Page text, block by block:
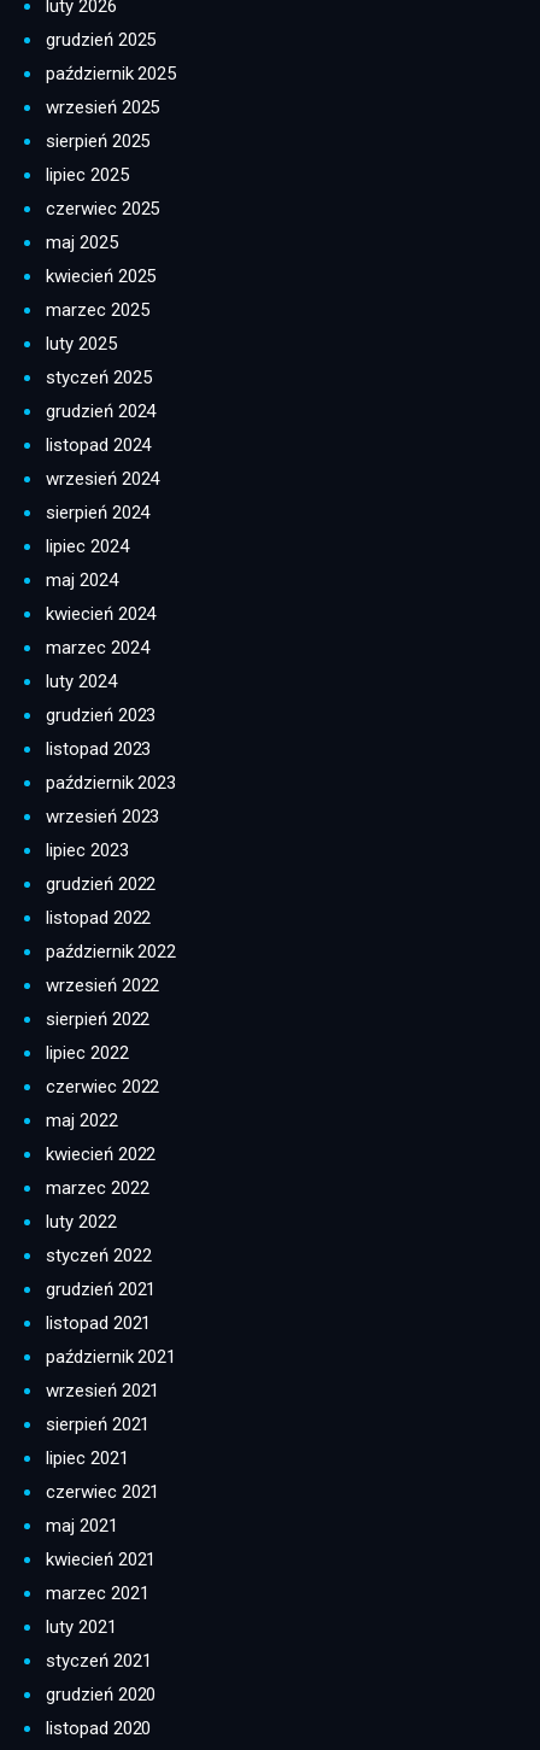
luty 2026
grudzień 2025
październik 2025
wrzesień 2025
sierpień 2025
lipiec 2025
czerwiec 2025
maj 2025
kwiecień 2025
marzec 2025
luty 2025
styczeń 2025
grudzień 2024
listopad 2024
wrzesień 2024
sierpień 2024
lipiec 2024
maj 2024
kwiecień 2024
marzec 2024
luty 2024
grudzień 2023
listopad 2023
październik 2023
wrzesień 2023
lipiec 2023
grudzień 2022
listopad 2022
październik 2022
wrzesień 2022
sierpień 2022
lipiec 2022
czerwiec 2022
maj 2022
kwiecień 2022
marzec 2022
luty 2022
styczeń 2022
grudzień 2021
listopad 2021
październik 2021
wrzesień 2021
sierpień 2021
lipiec 2021
czerwiec 2021
maj 2021
kwiecień 2021
marzec 2021
luty 2021
styczeń 2021
grudzień 2020
listopad 2020